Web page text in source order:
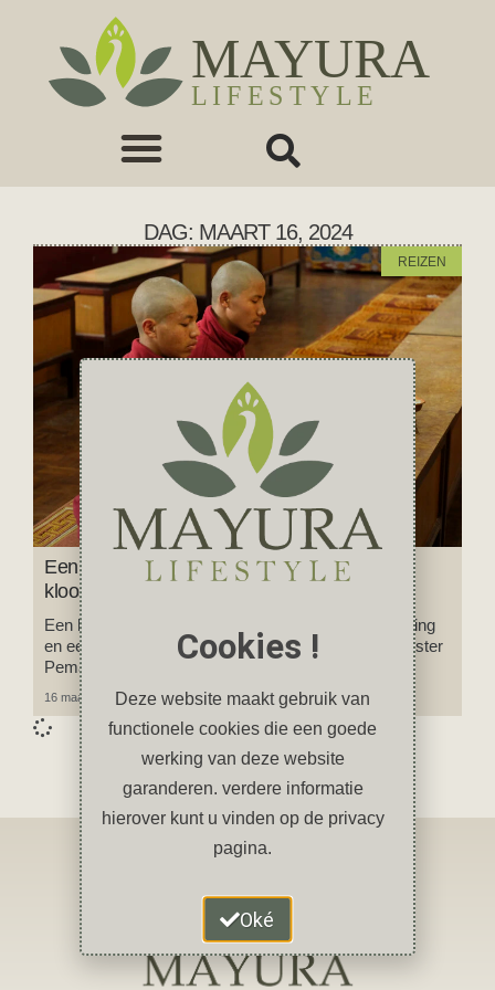
DAG: MAART 16, 2024
REIZEN
Een bijzondere ontmoeting in een Tibetaans
klooster in Nepal
Een bezoek aan de Tibetaanse nederzetting Tashi Ling
en een bijzondere ontmoeting in het Tibetaanse klooster
Pema Tsal Sakya Monastic Institute in Pokhara.
16 maart 2024 Geen reacties
Cookies !
Deze website maakt gebruik van
functionele cookies die een goede
werking van deze website
garanderen. verdere informatie
hierover kunt u vinden op de privacy
pagina.
Oké